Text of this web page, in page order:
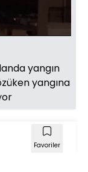
Oynatma
Hızı
yangın
yangına
Favoriler